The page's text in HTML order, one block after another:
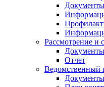
Документы
Рассмотрение и
Документы
Отчет
Ведомственный
Документы